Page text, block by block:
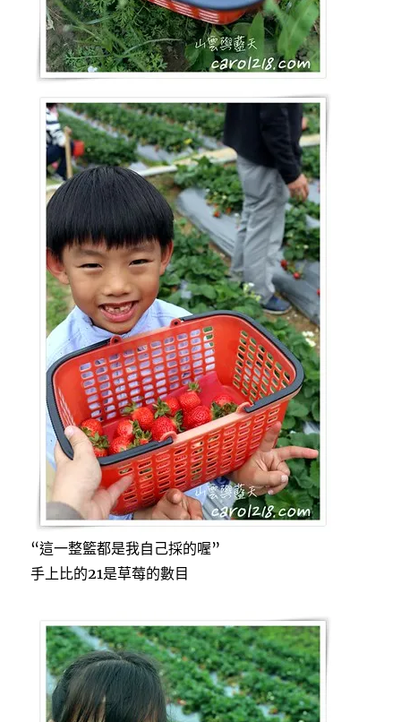
“這一整籃都是我自己採的喔”
手上比的21是草莓的數目